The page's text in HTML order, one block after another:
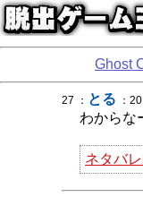
Ghost
27 ： とる ：
わからな
ネタバ